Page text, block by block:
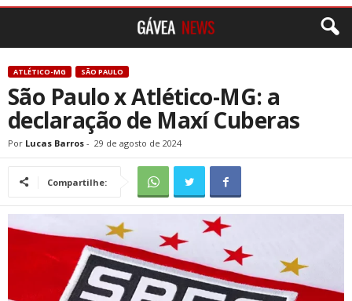
ATLÉTICO-MG SÃO PAULO
São Paulo x Atlético-MG: a
declaração de Maxí Cuberas
Por Lucas Barros - 29 de agosto de 2024
Compartilhe: